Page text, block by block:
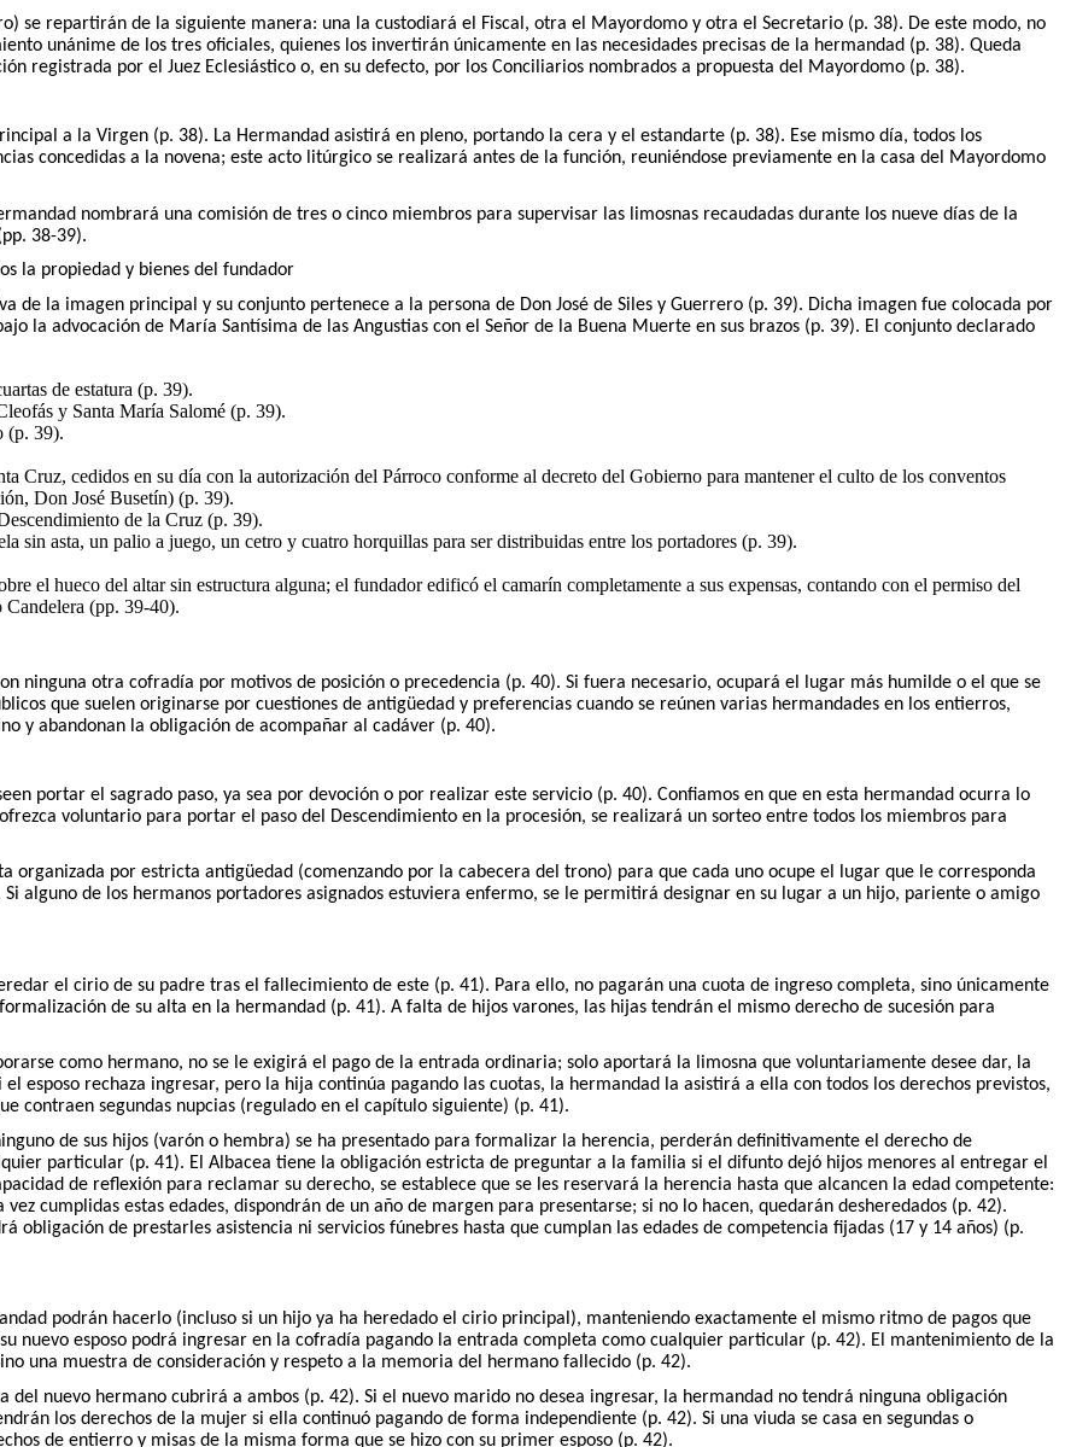
se repartirán de la siguiente manera: una la custodiará el Fiscal, otra el Mayordomo y otra el Secretario (p. 38). De este modo, no
unánime de los tres oficiales, quienes los invertirán únicamente en las necesidades precisas de la hermandad (p. 38). Queda
registrada por el Juez Eclesiástico o, en su defecto, por los Conciliarios nombrados a propuesta del Mayordomo (p. 38).
a la Virgen (p. 38). La Hermandad asistirá en pleno, portando la cera y el estandarte (p. 38). Ese mismo día, todos los
concedidas a la novena; este acto litúrgico se realizará antes de la función, reuniéndose previamente en la casa del Mayordomo
nombrará una comisión de tres o cinco miembros para supervisar las limosnas recaudadas durante los nueve días de la
38-39).
la propiedad y bienes del fundador
de la imagen principal y su conjunto pertenece a la persona de Don José de Siles y Guerrero (p. 39). Dicha imagen fue colocada por
la advocación de María Santísima de las Angustias con el Señor de la Buena Muerte en sus brazos (p. 39). El conjunto declarado
de estatura (p. 39).
y Santa María Salomé (p. 39).
(p. 39).
Cruz, cedidos en su día con la autorización del Párroco conforme al decreto del Gobierno para mantener el culto de los conventos
Don José Busetín) (p. 39).
de la Cruz (p. 39).
sin asta, un palio a juego, un cetro y cuatro horquillas para ser distribuidas entre los portadores (p. 39).
el hueco del altar sin estructura alguna; el fundador edificó el camarín completamente a sus expensas, contando con el permiso del
(pp. 39-40).
ninguna otra cofradía por motivos de posición o precedencia (p. 40). Si fuera necesario, ocupará el lugar más humilde o el que se
que suelen originarse por cuestiones de antigüedad y preferencias cuando se reúnen varias hermandades en los entierros,
y abandonan la obligación de acompañar al cadáver (p. 40).
portar el sagrado paso, ya sea por devoción o por realizar este servicio (p. 40). Confiamos en que en esta hermandad ocurra lo
voluntario para portar el paso del Descendimiento en la procesión, se realizará un sorteo entre todos los miembros para
organizada por estricta antigüedad (comenzando por la cabecera del trono) para que cada uno ocupe el lugar que le corresponda
alguno de los hermanos portadores asignados estuviera enfermo, se le permitirá designar en su lugar a un hijo, pariente o amigo
el cirio de su padre tras el fallecimiento de este (p. 41). Para ello, no pagarán una cuota de ingreso completa, sino únicamente
de su alta en la hermandad (p. 41). A falta de hijos varones, las hijas tendrán el mismo derecho de sucesión para
como hermano, no se le exigirá el pago de la entrada ordinaria; solo aportará la limosna que voluntariamente desee dar, la
esposo rechaza ingresar, pero la hija continúa pagando las cuotas, la hermandad la asistirá a ella con todos los derechos previstos,
contraen segundas nupcias (regulado en el capítulo siguiente) (p. 41).
de sus hijos (varón o hembra) se ha presentado para formalizar la herencia, perderán definitivamente el derecho de
particular (p. 41). El Albacea tiene la obligación estricta de preguntar a la familia si el difunto dejó hijos menores al entregar el
de reflexión para reclamar su derecho, se establece que se les reservará la herencia hasta que alcancen la edad competente:
cumplidas estas edades, dispondrán de un año de margen para presentarse; si no lo hacen, quedarán desheredados (p. 42).
obligación de prestarles asistencia ni servicios fúnebres hasta que cumplan las edades de competencia fijadas (17 y 14 años) (p.
podrán hacerlo (incluso si un hijo ya ha heredado el cirio principal), manteniendo exactamente el mismo ritmo de pagos que
nuevo esposo podrá ingresar en la cofradía pagando la entrada completa como cualquier particular (p. 42). El mantenimiento de la
una muestra de consideración y respeto a la memoria del hermano fallecido (p. 42).
del nuevo hermano cubrirá a ambos (p. 42). Si el nuevo marido no desea ingresar, la hermandad no tendrá ninguna obligación
los derechos de la mujer si ella continuó pagando de forma independiente (p. 42). Si una viuda se casa en segundas o
de entierro y misas de la misma forma que se hizo con su primer esposo (p. 42).